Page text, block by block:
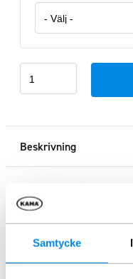
Samtycke
2014+
mängd
Beskrivning
Specifikation